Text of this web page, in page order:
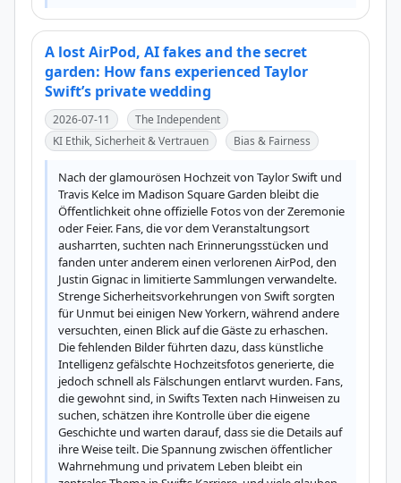
A lost AirPod, AI fakes and the secret
garden: How fans experienced Taylor
Swift’s private wedding
2026-07-11
The Independent
KI Ethik, Sicherheit & Vertrauen
Bias & Fairness
Nach der glamourösen Hochzeit von Taylor Swift und
Travis Kelce im Madison Square Garden bleibt die
Öffentlichkeit ohne offizielle Fotos von der Zeremonie
oder Feier. Fans, die vor dem Veranstaltungsort
ausharrten, suchten nach Erinnerungsstücken und
fanden unter anderem einen verlorenen AirPod, den
Justin Gignac in limitierte Sammlungen verwandelte.
Strenge Sicherheitsvorkehrungen von Swift sorgten
für Unmut bei einigen New Yorkern, während andere
versuchten, einen Blick auf die Gäste zu erhaschen.
Die fehlenden Bilder führten dazu, dass künstliche
Intelligenz gefälschte Hochzeitsfotos generierte, die
jedoch schnell als Fälschungen entlarvt wurden. Fans,
die gewohnt sind, in Swifts Texten nach Hinweisen zu
suchen, schätzen ihre Kontrolle über die eigene
Geschichte und warten darauf, dass sie die Details auf
ihre Weise teilt. Die Spannung zwischen öffentlicher
Wahrnehmung und privatem Leben bleibt ein